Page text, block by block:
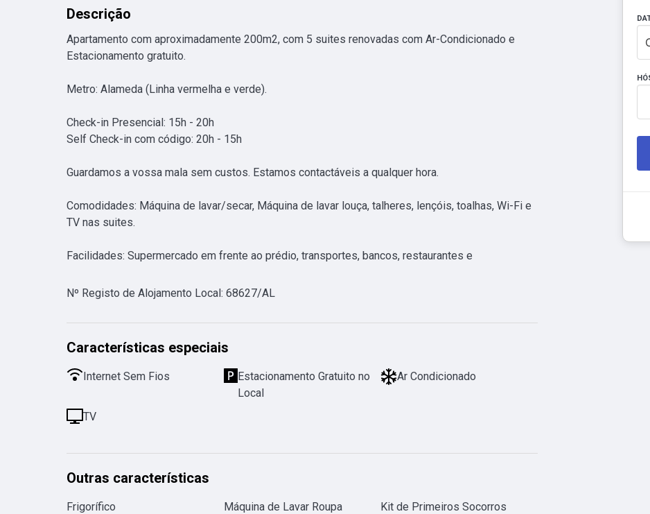
Descrição
Apartamento com aproximadamente 200m2, com 5 suites renovadas com Ar-Condicionado e
Estacionamento gratuito.
Metro: Alameda (Linha vermelha e verde).
Check-in Presencial: 15h - 20h
Self Check-in com código: 20h - 15h
Guardamos a vossa mala sem custos. Estamos contactáveis a qualquer hora.
Comodidades: Máquina de lavar/secar, Máquina de lavar louça, talheres, lençóis, toalhas, Wi-Fi e
TV nas suites.
Facilidades: Supermercado em frente ao prédio, transportes, bancos, restaurantes e
Nº Registo de Alojamento Local: 68627/AL
Características especiais
Internet Sem Fios
Estacionamento Gratuito no
Local
Ar Condicionado
TV
Outras características
Frigorífico Máquina de Lavar Roupa
Kit de Primeiros Socorros